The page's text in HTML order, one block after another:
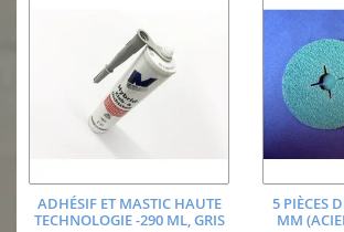
ADHÉSIF ET MASTIC HAUTE
TECHNOLOGIE -290 ML, GRIS
5 PIÈCES
MM